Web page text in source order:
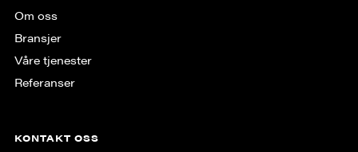
Om oss
Bransjer
Våre tjenester
Referanser
KONTAKT OSS